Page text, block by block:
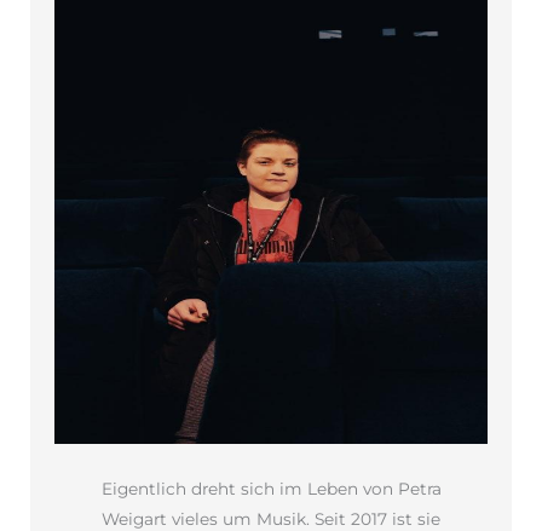
Eigentlich dreht sich im Leben von Petra
Weigart vieles um Musik. Seit 2017 ist sie